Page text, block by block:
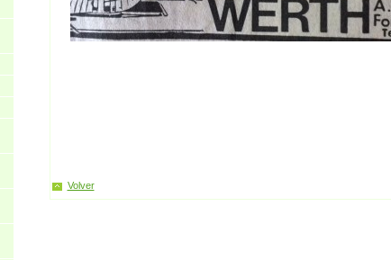
Volver